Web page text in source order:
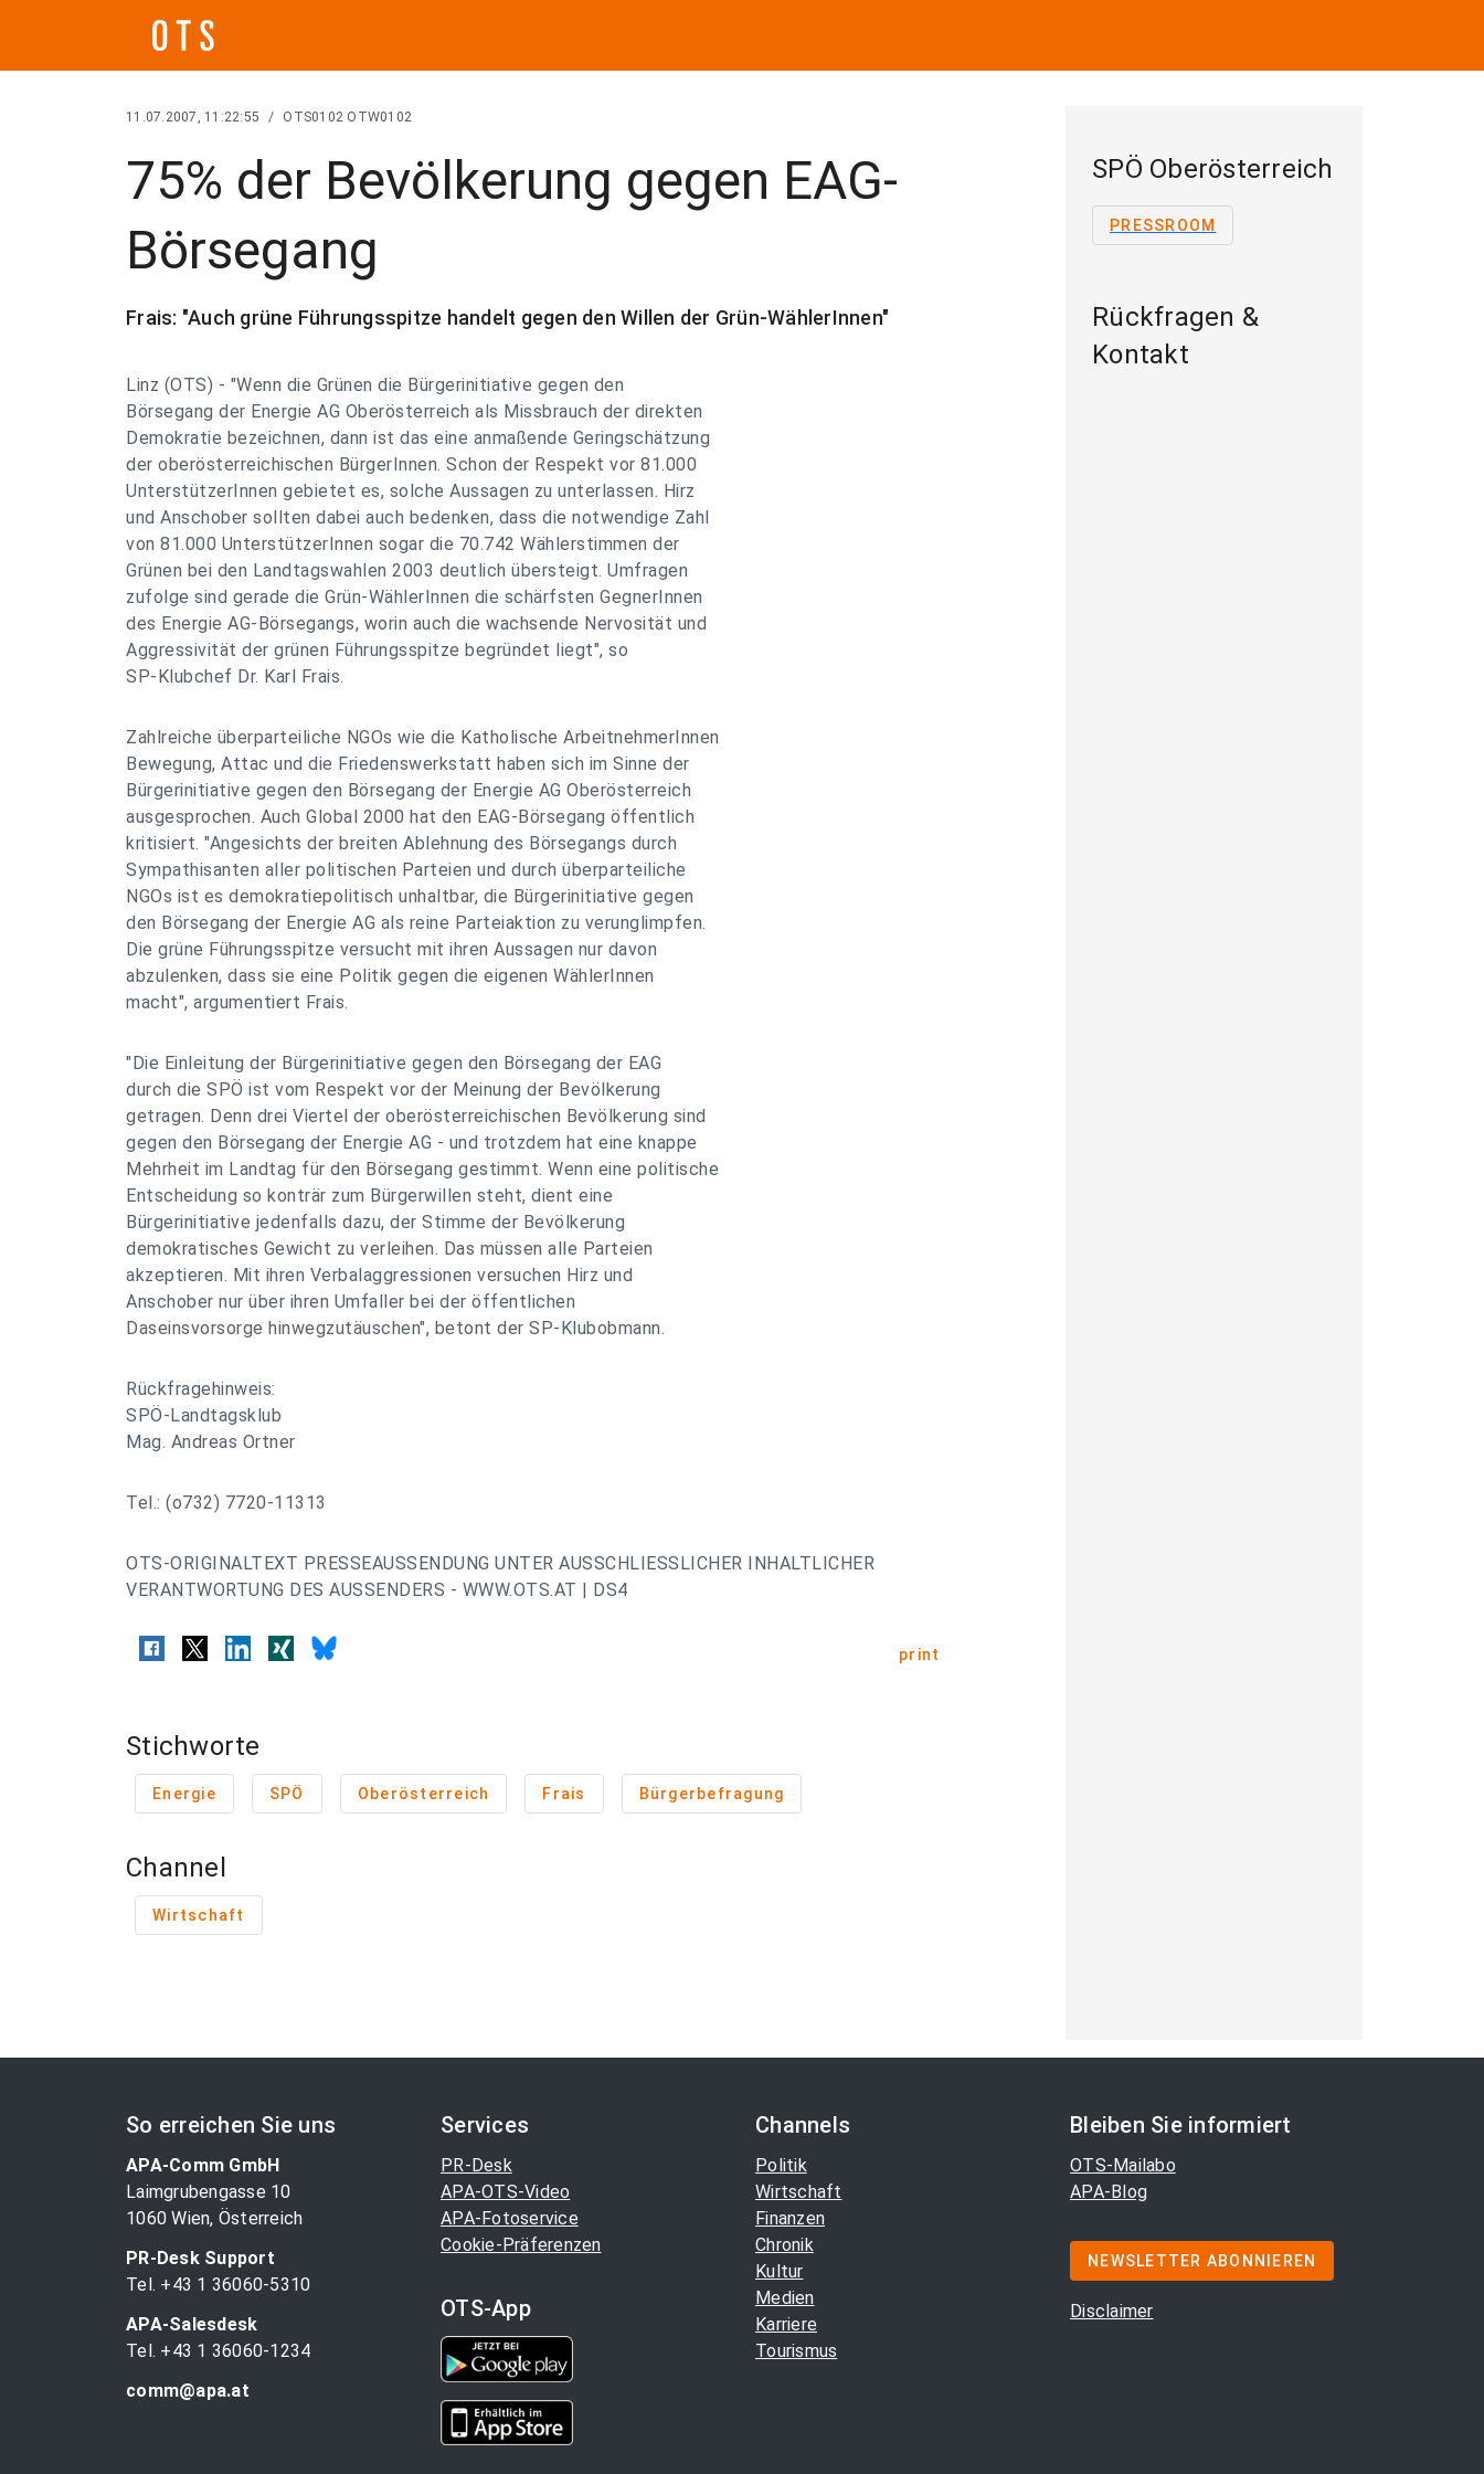
11.07.2007, 11:22:55 / OTS0102 OTW0102
75% der Bevölkerung gegen EAG-
Börsegang
Frais: "Auch grüne Führungsspitze handelt gegen den Willen der Grün-WählerInnen"
Linz (OTS) - "Wenn die Grünen die Bürgerinitiative gegen den
Börsegang der Energie AG Oberösterreich als Missbrauch der direkten
Demokratie bezeichnen, dann ist das eine anmaßende Geringschätzung
der oberösterreichischen BürgerInnen. Schon der Respekt vor 81.000
UnterstützerInnen gebietet es, solche Aussagen zu unterlassen. Hirz
und Anschober sollten dabei auch bedenken, dass die notwendige Zahl
von 81.000 UnterstützerInnen sogar die 70.742 Wählerstimmen der
Grünen bei den Landtagswahlen 2003 deutlich übersteigt. Umfragen
zufolge sind gerade die Grün-WählerInnen die schärfsten GegnerInnen
des Energie AG-Börsegangs, worin auch die wachsende Nervosität und
Aggressivität der grünen Führungsspitze begründet liegt", so
SP-Klubchef Dr. Karl Frais.
Zahlreiche überparteiliche NGOs wie die Katholische ArbeitnehmerInnen
Bewegung, Attac und die Friedenswerkstatt haben sich im Sinne der
Bürgerinitiative gegen den Börsegang der Energie AG Oberösterreich
ausgesprochen. Auch Global 2000 hat den EAG-Börsegang öffentlich
kritisiert. "Angesichts der breiten Ablehnung des Börsegangs durch
Sympathisanten aller politischen Parteien und durch überparteiliche
NGOs ist es demokratiepolitisch unhaltbar, die Bürgerinitiative gegen
den Börsegang der Energie AG als reine Parteiaktion zu verunglimpfen.
Die grüne Führungsspitze versucht mit ihren Aussagen nur davon
abzulenken, dass sie eine Politik gegen die eigenen WählerInnen
macht", argumentiert Frais.
"Die Einleitung der Bürgerinitiative gegen den Börsegang der EAG
durch die SPÖ ist vom Respekt vor der Meinung der Bevölkerung
getragen. Denn drei Viertel der oberösterreichischen Bevölkerung sind
gegen den Börsegang der Energie AG - und trotzdem hat eine knappe
Mehrheit im Landtag für den Börsegang gestimmt. Wenn eine politische
Entscheidung so konträr zum Bürgerwillen steht, dient eine
Bürgerinitiative jedenfalls dazu, der Stimme der Bevölkerung
demokratisches Gewicht zu verleihen. Das müssen alle Parteien
akzeptieren. Mit ihren Verbalaggressionen versuchen Hirz und
Anschober nur über ihren Umfaller bei der öffentlichen
Daseinsvorsorge hinwegzutäuschen", betont der SP-Klubobmann.
Rückfragehinweis:
SPÖ-Landtagsklub
Mag. Andreas Ortner
Tel.: (o732) 7720-11313
OTS-ORIGINALTEXT PRESSEAUSSENDUNG UNTER AUSSCHLIESSLICHER INHALTLICHER
VERANTWORTUNG DES AUSSENDERS - WWW.OTS.AT | DS4
print
Stichworte
Energie SPÖ Oberösterreich Frais Bürgerbefragung
Channel
Wirtschaft
SPÖ Oberösterreich
PRESSROOM
Rückfragen &
Kontakt
So erreichen Sie uns
APA-Comm GmbH
Laimgrubengasse 10
1060 Wien, Österreich
PR-Desk Support
Tel. +43 1 36060-5310
APA-Salesdesk
Tel. +43 1 36060-1234
comm@apa.at
Services
PR-Desk
APA-OTS-Video
APA-Fotoservice
Cookie-Präferenzen
OTS-App
Channels
Politik
Wirtschaft
Finanzen
Chronik
Kultur
Medien
Karriere
Tourismus
Bleiben Sie informiert
OTS-Mailabo
APA-Blog
NEWSLETTER ABONNIEREN
Disclaimer